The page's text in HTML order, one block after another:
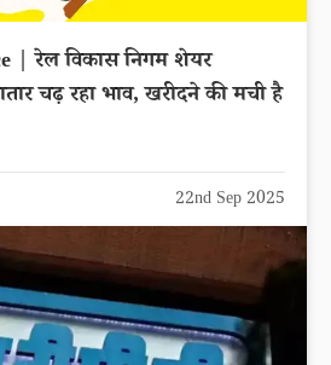
| रेल विकास निगम शेयर
चढ़ रहा भाव, खरीदने की मची है
22nd Sep 2025